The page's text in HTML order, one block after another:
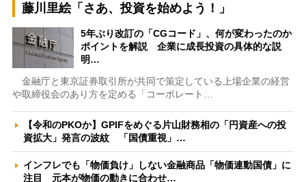
藤川里絵「さあ、投資を始めよう！」
5年ぶり改訂の「CGコード」、何が変わったのか
ポイントを解説 企業に成長投資の具体的な説
明…
金融庁と東京証券取引所が共同で策定している上場企業の経営
や取締役会のあり方を定める「コーポレート…
【令和のPKOか】GPIFをめぐる片山財務相の「円資産への投
資拡大」発言の波紋 「国債重視」…
インフレでも「物価負け」しない金融商品「物価連動国債」に
注目 元本が物価の動きに合わせ…